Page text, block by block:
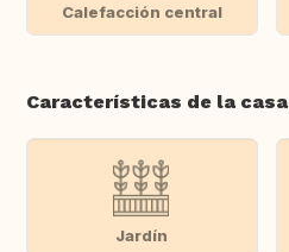
Calefacción central
Características de la casa
Jardín